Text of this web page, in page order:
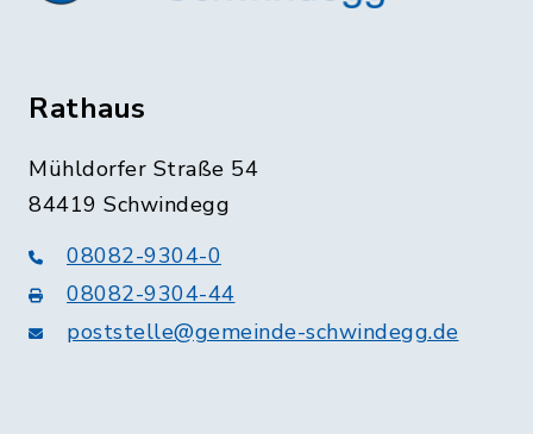
Rathaus
Mühldorfer Straße 54
84419 Schwindegg
08082-9304-0
08082-9304-44
poststelle@gemeinde-schwindegg.de